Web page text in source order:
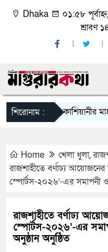
Dhaka
০১:৫৮
শ্রাবণ
শিরোনাম :কাশিয়ানীর
Home খেলা ধুলা,
রাজশাহীতে বর্ণাঢ্য
স্পোর্টস-২০২৬’-এর সমাপনী ও
রাজশাহীতে বর্ণাঢ্য
স্পোর্টস-২০২৬’-এর
অনুষ্ঠান অনুষ্ঠিত